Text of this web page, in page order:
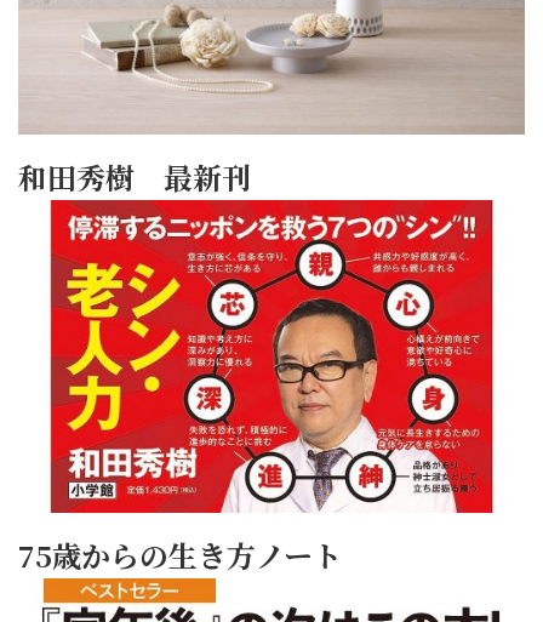
和田秀樹 最新刊
75歳からの生き方ノート